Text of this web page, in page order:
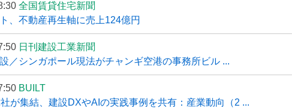
全国賃貸住宅新聞
、不動産再生軸に売上124億円
日刊建設工業新聞
／シンガポール現法がチャンギ空港の事務所ビル ...
BUILT
が集結、建設DXやAIの実践事例を共有：産業動向（2 ...